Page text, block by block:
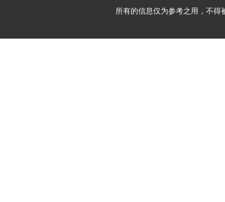
所有的信息仅为参考之用，不